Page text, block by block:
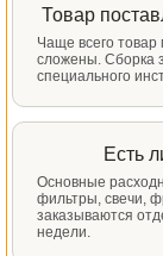
Товар
Чаще всего товар
сложены. Сборка
специального
Есть
Основные
фильтры, свечи,
заказываются
недели.